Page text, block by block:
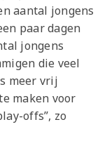
aantal jongens
paar dagen
jongens
die veel
meer vrij
maken voor
offs”, zo